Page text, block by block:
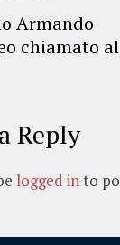
Armando
chiamato al
Reply
logged into